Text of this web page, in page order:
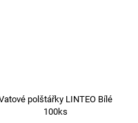
polštářky LINTEO Bílé
100ks